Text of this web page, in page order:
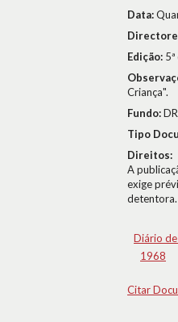
Data:
Edição:
Criança".
Fundo:
Tipo
Direitos:
A
exige
detentora.
Diário
1968
Citar